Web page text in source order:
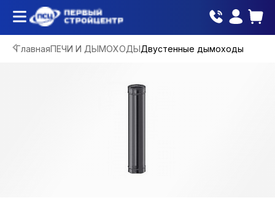
ГлавнаяПЕЧИ И ДЫМОХОДЫДвустенные дымоходы